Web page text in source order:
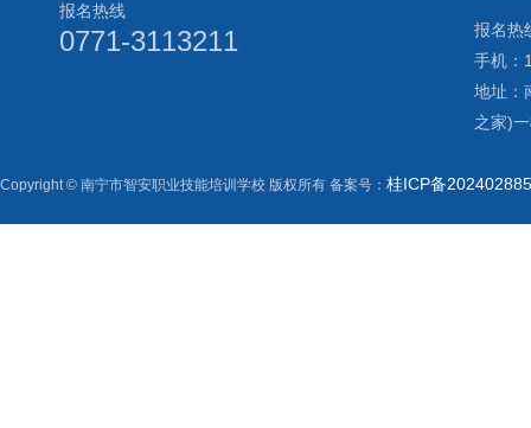
报名热线
0771-3113211
报名热
手机：
地址：
之家)
Copyright © 南宁市智安职业技能培训学校 版权所有 备案号： 桂ICP备